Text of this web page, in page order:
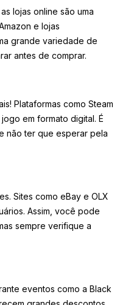
lojas online são uma
e lojas
grande variedade de
antes de comprar.
Plataformas como Steam
em formato digital. É
não ter que esperar pela
Sites como eBay e OLX
Assim, você pode
sempre verifique a
eventos como a Black